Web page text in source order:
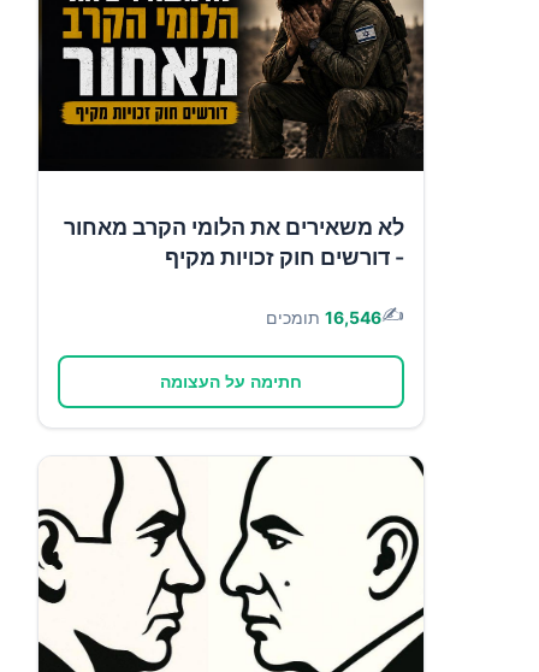
לא משאירים את הלומי הקרב מאחור
- דורשים חוק זכויות מקיף
✍️
16,546 תומכים
חתימה על העצומה